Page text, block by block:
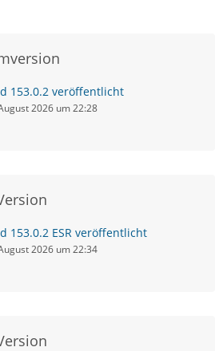
153.0.2 veröffentlicht
2026 um 22:28
153.0.2 ESR veröffentlicht
2026 um 22:34